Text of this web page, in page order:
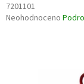
7201101
Průměrné
Neohodnoceno